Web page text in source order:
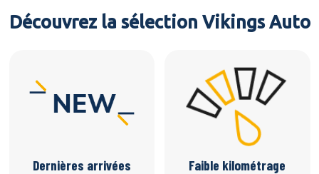
Découvrez la sélection Vikings Auto
Dernières arrivées Faible kilométrage